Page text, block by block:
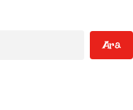
için adım, e-
Ara